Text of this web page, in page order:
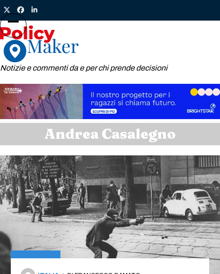
Skip
to
content
TwitterFacebook
LinkedIn
Notizie e commenti da e per chi prende decisioni
Open
mobile
menu
Close
mobile
menu
Andrea Casalegno